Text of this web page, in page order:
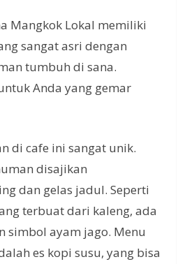
Mangkok Lokal memiliki
sangat asri dengan
tumbuh di sana.
Anda yang gemar
di cafe ini sangat unik.
disajikan
dan gelas jadul. Seperti
terbuat dari kaleng, ada
simbol ayam jago. Menu
es kopi susu, yang bisa